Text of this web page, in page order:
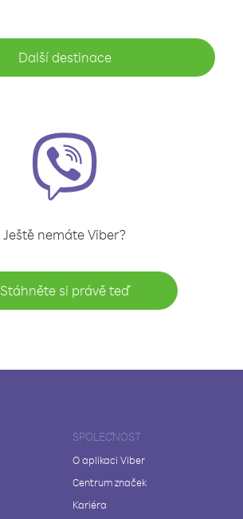
Další destinace
Ještě nemáte Viber?
Stáhněte si právě teď
SPOLEČNOST
O aplikaci Viber
Centrum značek
Kariéra